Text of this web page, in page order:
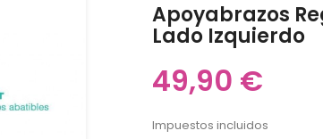
Apoyabrazos
Lado Izquierdo
49,90 €
Impuestos incluidos